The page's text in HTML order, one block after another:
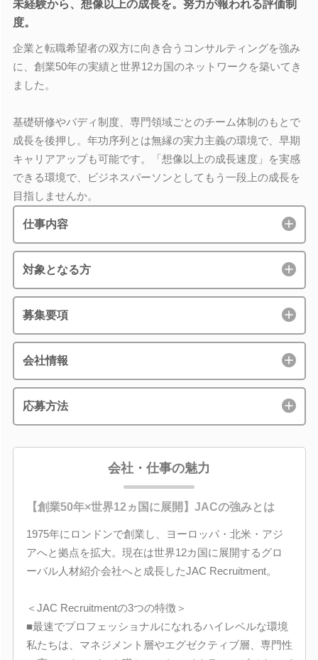
未経験から、想像以上の成長を。努力が報われる評価制
度。
企業と転職希望者の双方に向き合うコンサルティングを強み
に、創業50年の実績と世界12カ国のネットワークを築いてき
ました。
基礎研修やバディ制度、専門領域ごとのチーム体制のもとで
成長を後押し。年功序列とは無縁の実力主義の環境で、早期
キャリアアップも可能です。「想像以上の成長速度」を実感
できる環境で、ビジネスパーソンとしてもう一段上の成長を
目指しませんか。
仕事内容
対象となる方
募集要項
会社情報
応募方法
会社・仕事の魅力
【創業50年×世界12ヵ国に展開】JACの強みとは
1975年にロンドンで創業し、ヨーロッパ・北米・アジ
アへと拠点を拡大。現在は世界12カ国に展開するグロ
ーバル人材紹介会社へと成長したJAC Recruitment。
＜JAC Recruitmentの3つの特徴＞
■最速でプロフェッショナルになれるハイレベルな環境
私たちは、マネジメント層やエグゼクティブ層、専門性